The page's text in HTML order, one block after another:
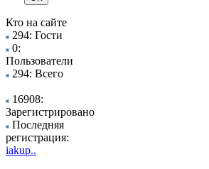
Кто на сайте
294: Гости
0:
Пользователи
294: Всего
16908:
Зарегистрировано
Последняя
регистрация:
iakup..